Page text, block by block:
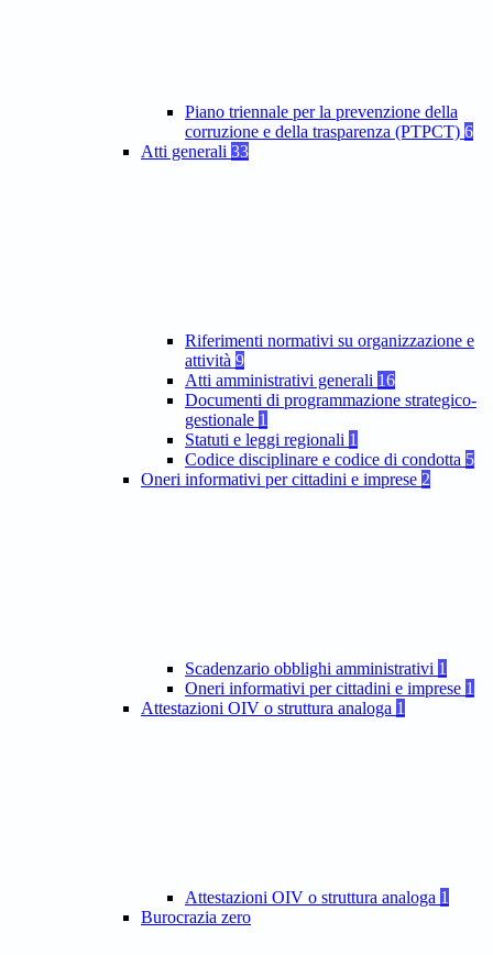
Piano triennale per la prevenzione della
corruzione e della trasparenza (PTPCT) 6
Atti generali 33
Riferimenti normativi su organizzazione e
attività 9
Atti amministrativi generali 16
Documenti di programmazione strategico-
gestionale 1
Statuti e leggi regionali 1
Codice disciplinare e codice di condotta 5
Oneri informativi per cittadini e imprese 2
Scadenzario obblighi amministrativi 1
Oneri informativi per cittadini e imprese 1
Attestazioni OIV o struttura analoga 1
Attestazioni OIV o struttura analoga 1
Burocrazia zero